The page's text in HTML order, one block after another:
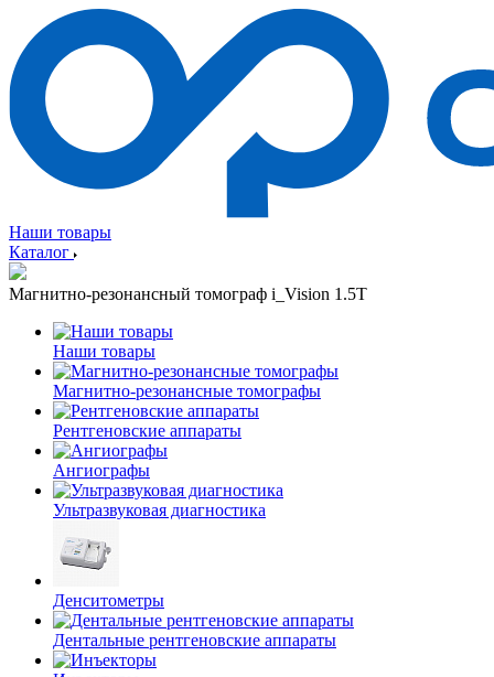
Наши товары
Каталог
Магнитно-резонансный томограф i_Vision 1.5T
Наши товары
Магнитно-резонансные томографы
Рентгеновские аппараты
Ангиографы
Ультразвуковая диагностика
Денситометры
Дентальные рентгеновские аппараты